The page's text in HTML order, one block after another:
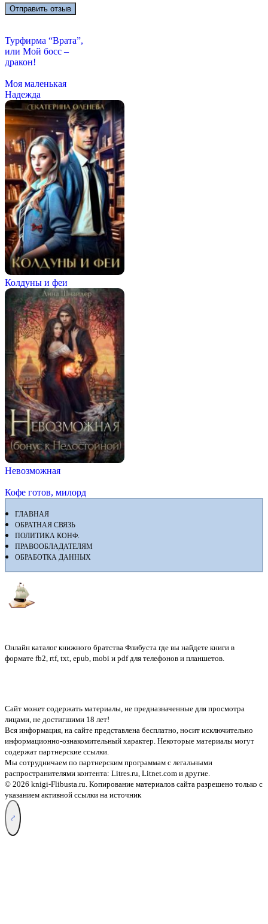
Турфирма “Врата”,
или Мой босс –
дракон!
Моя маленькая
Надежда
Колдуны и феи
Невозможная
Кофе готов, милорд
ГЛАВНАЯ
ОБРАТНАЯ СВЯЗЬ
ПОЛИТИКА КОНФ.
ПРАВООБЛАДАТЕЛЯМ
ОБРАБОТКА ДАННЫХ
Онлайн каталог книжного братства Флибуста где вы найдете книги в
формате fb2, rtf, txt, epub, mobi и pdf для телефонов и планшетов.
Сайт может содержать материалы, не предназначенные для просмотра
лицами, не достигшими 18 лет!
Вся информация, на сайте представлена бесплатно, носит исключительно
информационно-ознакомительный характер. Некоторые материалы могут
содержат партнерские ссылки.
Мы сотрудничаем по партнерским программам с легальными
распространителями контента: Litres.ru, Litnet.com и другие.
© 2026 knigi-Flibusta.ru. Копирование материалов сайта разрешено только с
указанием активной ссылки на источник